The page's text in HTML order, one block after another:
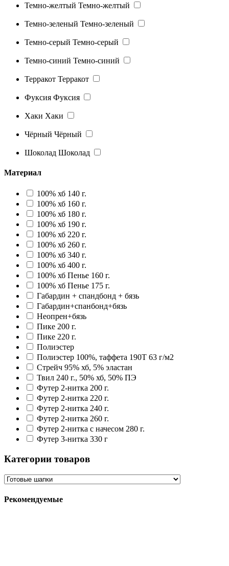
Темно-желтый Темно-желтый
Темно-зеленый Темно-зеленый
Темно-серый Темно-серый
Темно-синий Темно-синий
Терракот Терракот
Фуксия Фуксия
Хаки Хаки
Чёрный Чёрный
Шоколад Шоколад
Материал
100% хб 140 г.
100% хб 160 г.
100% хб 180 г.
100% хб 190 г.
100% хб 220 г.
100% хб 260 г.
100% хб 340 г.
100% хб 400 г.
100% хб Пенье 160 г.
100% хб Пенье 175 г.
Габардин + спандбонд + бязь
Габардин+спанбонд+бязь
Неопрен+бязь
Пике 200 г.
Пике 220 г.
Полиэстер
Полиэстер 100%, таффета 190T 63 г/м2
Стрейч 95% хб, 5% эластан
Твил 240 г., 50% хб, 50% ПЭ
Футер 2-нитка 200 г.
Футер 2-нитка 220 г.
Футер 2-нитка 240 г.
Футер 2-нитка 260 г.
Футер 2-нитка с начесом 280 г.
Футер 3-нитка 330 г
Категории товаров
Рекомендуемые